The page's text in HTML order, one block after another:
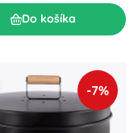
Do košíka
-7%